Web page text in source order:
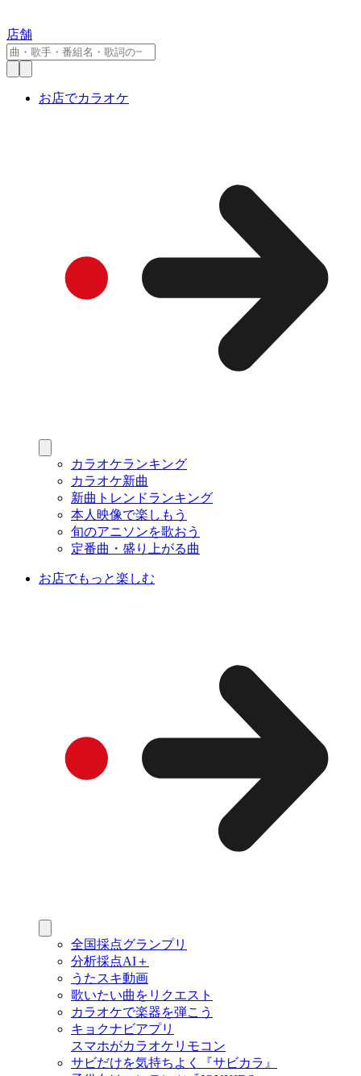
店舗
お店でカラオケ
カラオケランキング
カラオケ新曲
新曲トレンドランキング
本人映像で楽しもう
旬のアニソンを歌おう
定番曲・盛り上がる曲
お店でもっと楽しむ
全国採点グランプリ
分析採点AI＋
うたスキ動画
歌いたい曲をリクエスト
カラオケで楽器を弾こう
キョクナビアプリ
スマホがカラオケリモコン
サビだけを気持ちよく『サビカラ』